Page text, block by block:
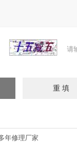
请
年修理厂家